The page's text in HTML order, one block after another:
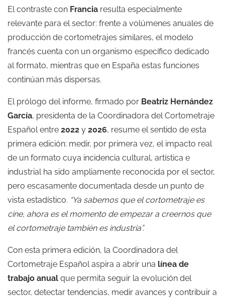
El contraste con Francia resulta especialmente
relevante para el sector: frente a volúmenes anuales de
producción de cortometrajes similares, el modelo
francés cuenta con un organismo específico dedicado
al formato, mientras que en España estas funciones
continúan más dispersas.
El prólogo del informe, firmado por Beatriz Hernández
García, presidenta de la Coordinadora del Cortometraje
Español entre 2022 y 2026, resume el sentido de esta
primera edición: medir, por primera vez, el impacto real
de un formato cuya incidencia cultural, artística e
industrial ha sido ampliamente reconocida por el sector,
pero escasamente documentada desde un punto de
vista estadístico. “Ya sabemos que el cortometraje es
cine, ahora es el momento de empezar a creernos que
el cortometraje también es industria”.
Con esta primera edición, la Coordinadora del
Cortometraje Español aspira a abrir una línea de
trabajo anual que permita seguir la evolución del
sector, detectar tendencias, medir avances y contribuir a